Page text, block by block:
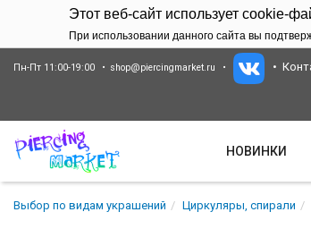
Этот веб-сайт использует cookie-
При использовании данного сайта вы
Пн-Пт 11:00-19:00 shop@piercingmarket.ru
НОВИНКИ
Выбор по видам украшений Циркуляры, спирали